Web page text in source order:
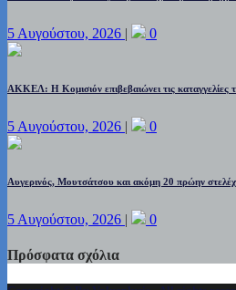
5 Αυγούστου, 2026 | 0
ΑΚΚΕΛ: Η Κομισιόν επιβεβαιώνει τις
5 Αυγούστου, 2026 | 0
Αυγερινός, Μουτσάτσου και ακόμη 20 πρώην
5 Αυγούστου, 2026 | 0
Πρόσφατα σχόλια